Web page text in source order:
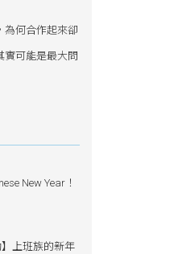
為何合作起來卻
實可能是最大問
New Year！
】上班族的新年